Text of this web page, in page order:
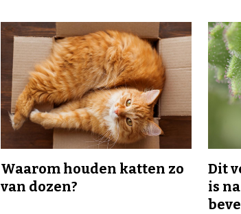
Waarom houden katten zo
van dozen?
Dit
is